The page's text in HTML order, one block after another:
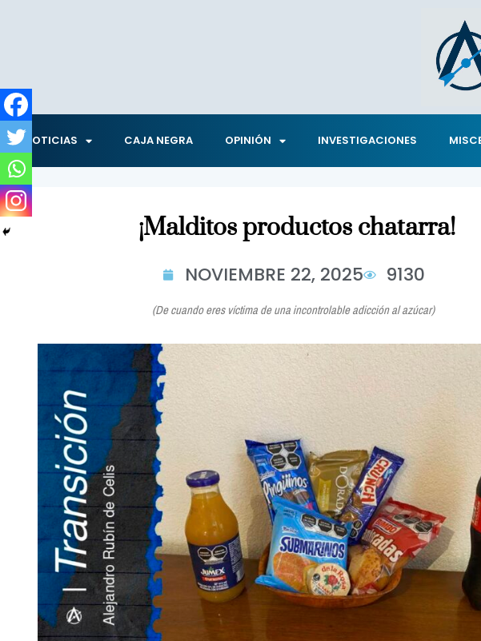
NOTICIAS CAJA NEGRA OPINIÓN INVESTIGACIONES
¡Malditos productos chatarra!
NOVIEMBRE 22, 2025 9130
(De cuando eres víctima de una incontrolable adicción al azúcar)